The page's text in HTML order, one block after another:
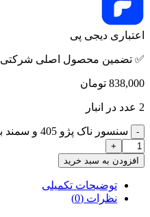
اعتباری دیجی پی
✅ تضمین محصول اصلی شرکتی
838,000 تومان
2 عدد در انبار
سنسور ناک پژو 405 و سمند بدون سيم شرکتي ایساکو عدد
افزودن به سبد خرید
توضیحات تکمیلی
نظرات (0)